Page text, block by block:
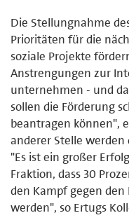
Die Stellungnahme
Prioritäten für die
soziale Projekte
Anstrengungen zur
unternehmen - und
sollen die Förderung
beantragen können",
anderer Stelle
"Es ist ein großer
Fraktion, dass 30
den Kampf gegen
werden", so Ertugs